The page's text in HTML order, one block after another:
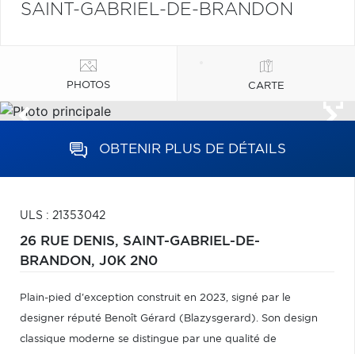
SAINT-GABRIEL-DE-BRANDON
PHOTOS CARTE
OBTENIR PLUS DE DÉTAILS
ULS : 21353042
26 RUE DENIS, SAINT-GABRIEL-DE-
BRANDON, J0K 2N0
Plain-pied d'exception construit en 2023, signé par le
designer réputé Benoît Gérard (Blazysgerard). Son design
classique moderne se distingue par une qualité de